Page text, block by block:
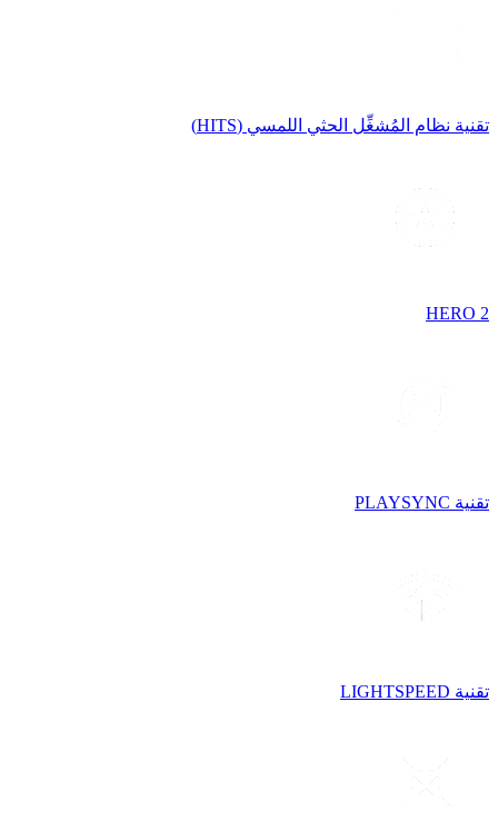
تقنية نظام المُشغِّل الحثي اللمسي (HITS)
HERO 2
تقنية PLAYSYNC
تقنية LIGHTSPEED